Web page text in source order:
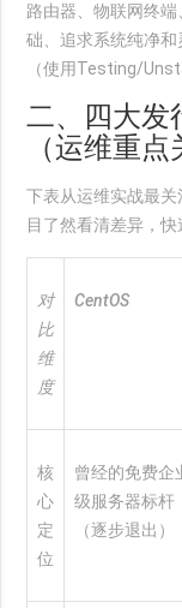
路由器、物联网终
础、追求系统纯净
（使用Testing/
二、四大发
（运维重点
下表从运维实战最
目了然看清差异，快
对
比
维
度
CentOS
核
心
定
位
曾经的免费企
级服务器标杆
（逐步退出）